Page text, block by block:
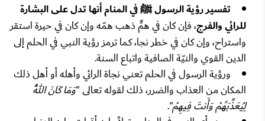
تفسير رؤية الرسول ﷺ في المنام أنها تدل على البشارة
للرائي والفرج، فإن كان في همٍّ ذهب همّه وإن كان في حيرة استقر
واستراح، وإن كان في خطر نجا، كما ترمز رؤية النبي في الحلم إلى
الدين القوي والنيّة الصافية واتباع السنة.
ورؤية الرسول في الحلم تعني نجاة الرائي وأهله أو أهل ذلك
المكان من العذاب والضرر، ذلك لقوله تعالى "وَمَا كَانَ اللَّهُ
لِيُعَذِّبَهُمْ وَأَنتَ فِيهِمْ".